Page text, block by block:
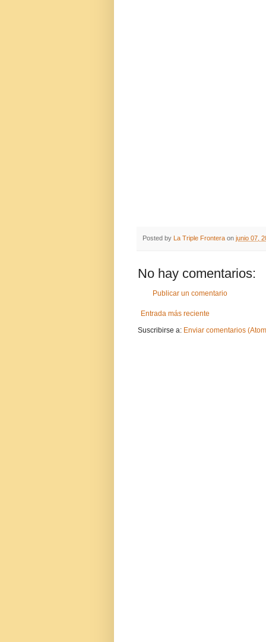
Posted by La Triple Frontera on junio 07,
No hay comentarios:
Publicar un comentario
Entrada más reciente
Suscribirse a: Enviar comentarios